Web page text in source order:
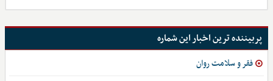
پربیننده ترین اخبار این شماره
فقر و سلامت روان